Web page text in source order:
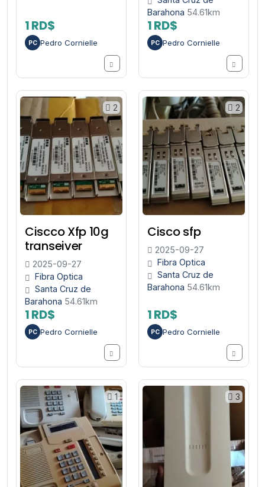
1 RD$
PC Pedro Cornielle
Barahona 54.61km
1 RD$
PC Pedro Cornielle
2
Ciscco Xfp 10g
transeiver
2025-09-27
Fibra Optica
Santa Cruz de
Barahona 54.61km
1 RD$
PC Pedro Cornielle
2
Cisco sfp
2025-09-27
Fibra Optica
Santa Cruz de
Barahona 54.61km
1 RD$
PC Pedro Cornielle
1 3